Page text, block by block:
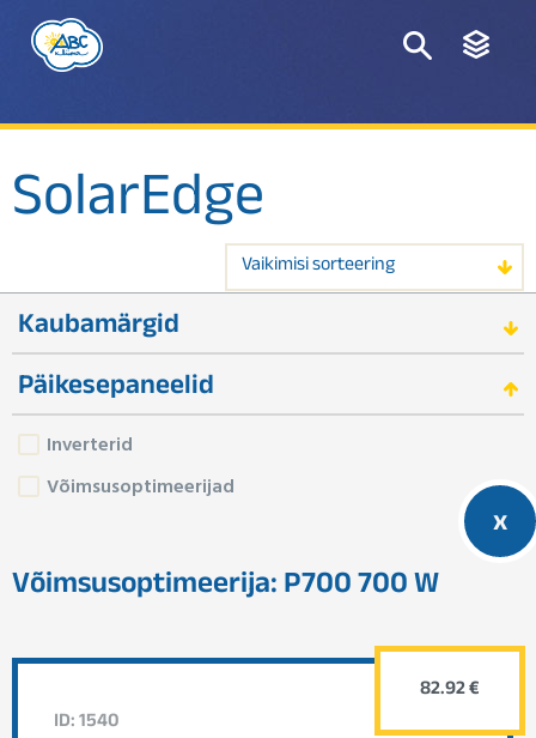
SolarEdge
Vaikimisi sorteering
Kaubamärgid
Päikesepaneelid
Inverterid
Võimsusoptimeerijad
Võimsusoptimeerija: P700 700 W
x
ID: 1540
82.92 €